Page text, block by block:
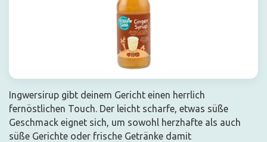
Ingwersirup gibt deinem Gericht einen herrlich
fernöstlichen Touch. Der leicht scharfe, etwas süße
Geschmack eignet sich, um sowohl herzhafte als auch
süße Gerichte oder frische Getränke damit